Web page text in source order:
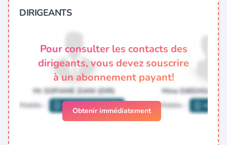
DIRIGEANTS
Pour consulter les contacts des
dirigeants, vous devez souscrire
à un abonnement payant!
Obtenir immédiatement